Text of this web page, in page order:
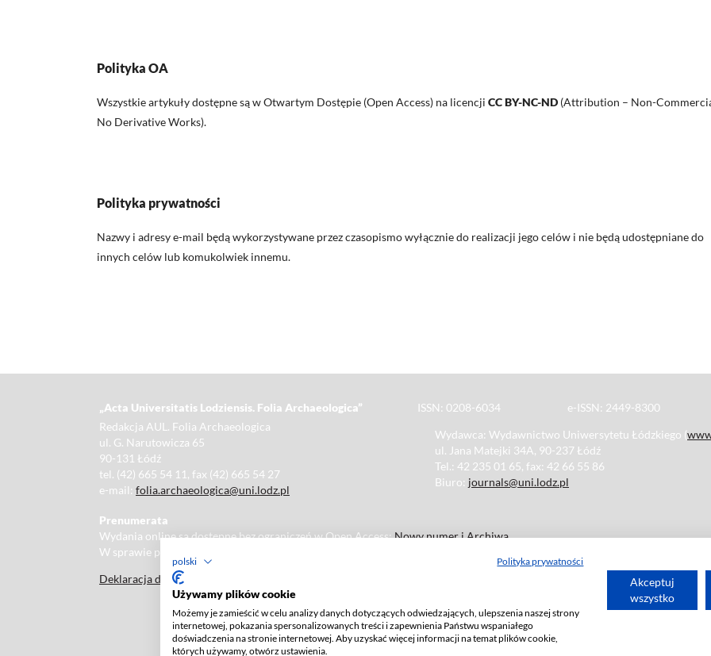
polski Polityka prywatności
Używamy plików cookie
Możemy je zamieścić w celu analizy danych dotyczących odwiedzających, ulepszenia naszej strony
internetowej, pokazania spersonalizowanych treści i zapewnienia Państwu wspaniałego
doświadczenia na stronie internetowej. Aby uzyskać więcej informacji na temat plików cookie,
których używamy, otwórz ustawienia.
Akceptuj
wszystko
Polityka OA
Wszystkie artykuły dostępne są w Otwartym Dostępie (Open Access) na licencji CC BY-NC-ND (Attribution – Non-
No Derivative Works).
Polityka prywatności
Nazwy i adresy e-mail będą wykorzystywane przez czasopismo wyłącznie do realizacji jego celów i nie będą udostępniane do
innych celów lub komukolwiek innemu.
„Acta Universitatis Lodziensis. Folia Archaeologica”
ISSN: 0208-6034 e-ISSN: 2449-8300
Redakcja AUL. Folia Archaeologica
ul. G. Narutowicza 65
90-131 Łódź
tel. (42) 665 54 11, fax (42) 665 54 27
e-mail: folia.archaeologica@uni.lodz.pl
Wydawca: Wydawnictwo Uniwersytetu Łódzkiego (
ul. Jana Matejki 34A, 90-237 Łódź
Tel.: 42 235 01 65, fax: 42 66 55 86
Biuro: journals@uni.lodz.pl
Prenumerata
Wydania online są dostępne bez ograniczeń w Open Access:Nowy numer i Archiwa
W sprawie prenumeraty wydań papierowych prosimy o kontakt z:
Deklaracja dostępności